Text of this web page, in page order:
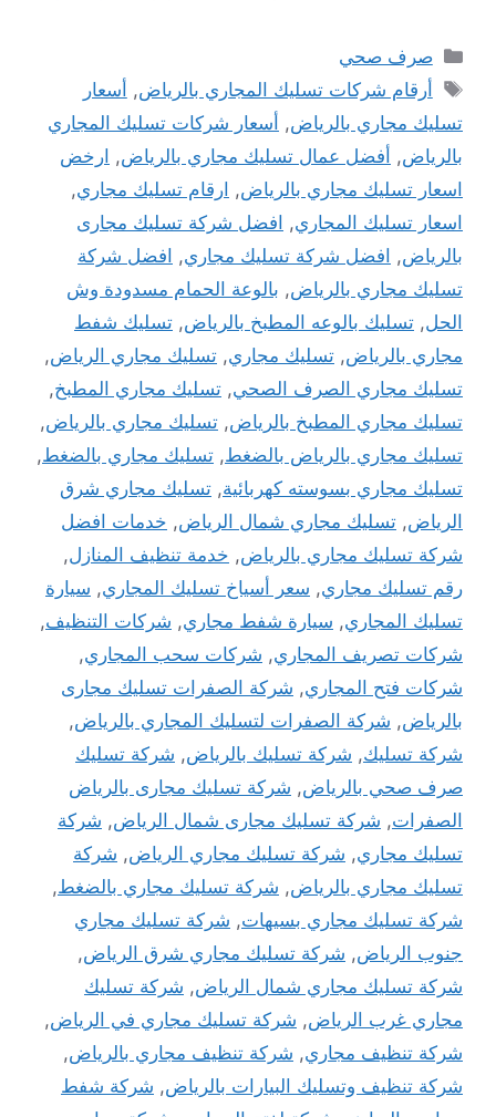
التصنيفات
صرف صحي
الوسوم
أرقام شركات تسليك المجاري بالرياض, أسعار
تسليك مجاري بالرياض, أسعار شركات تسليك المجاري
بالرياض, أفضل عمال تسليك مجاري بالرياض, ارخض
اسعار تسليك مجاري بالرياض, ارقام تسليك مجاري,
اسعار تسليك المجاري, افضل شركة تسليك مجارى
بالرياض, افضل شركة تسليك مجاري, افضل شركة
تسليك مجاري بالرياض, بالوعة الحمام مسدودة وش
الحل, تسليك بالوعه المطبخ بالرياض, تسليك شفط
مجاري بالرياض, تسليك مجاري, تسليك مجاري الرياض,
تسليك مجاري الصرف الصحي, تسليك مجاري المطبخ,
تسليك مجاري المطبخ بالرياض, تسليك مجاري بالرياض,
تسليك مجاري بالرياض بالضغط, تسليك مجاري بالضغط,
تسليك مجاري بسوسته كهربائية, تسليك مجاري شرق
الرياض, تسليك مجاري شمال الرياض, خدمات افضل
شركة تسليك مجاري بالرياض, خدمة تنظيف المنازل,
رقم تسليك مجاري, سعر أسياخ تسليك المجاري, سيارة
تسليك المجاري, سيارة شفط مجاري, شركات التنظيف,
شركات تصريف المجاري, شركات سحب المجاري,
شركات فتح المجاري, شركة الصفرات تسليك مجارى
بالرياض, شركة الصفرات لتسليك المجاري بالرياض,
شركة تسليك, شركة تسليك بالرياض, شركة تسليك
صرف صحي بالرياض, شركة تسليك مجارى بالرياض
الصفرات, شركة تسليك مجارى شمال الرياض, شركة
تسليك مجاري, شركة تسليك مجاري الرياض, شركة
تسليك مجاري بالرياض, شركة تسليك مجاري بالضغط,
شركة تسليك مجاري بسيهات, شركة تسليك مجاري
جنوب الرياض, شركة تسليك مجاري شرق الرياض,
شركة تسليك مجاري شمال الرياض, شركة تسليك
مجاري غرب الرياض, شركة تسليك مجاري في الرياض,
شركة تنظيف مجاري, شركة تنظيف مجاري بالرياض,
شركة تنظيف وتسليك البيارات بالرياض, شركة شفط